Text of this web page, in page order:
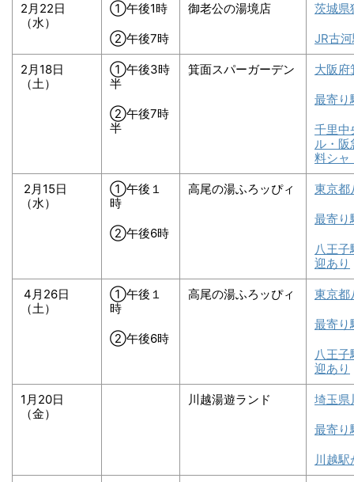
2月22日
（水）
①午後1時
②午後7時
御老公の湯境店
茨城県
JR古
2月18日
（土）
①午後3時
半
②午後7時
半
箕面スパーガーデン
大阪府
最寄り
千里中
ル・阪
料シャ
2月15日
（水）
①午後１
時
②午後6時
高尾の湯ふろッぴィ
東京都
最寄り
八王
迎あり
4月26日
（土）
①午後１
時
②午後6時
高尾の湯ふろッぴィ
東京都
最寄り
八王
迎あり
1月20日
（金）
川越湯遊ランド
埼玉県
最寄り
川越